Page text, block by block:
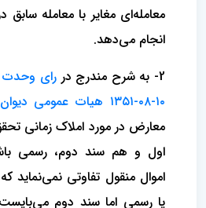
معامله‌ای مغایر با معامله
انجام می‌دهد.
2- به شرح مندرج در
۱۰-۰۸-۱۳۵۱ هیات عمومی دیوان عالی کشور
معارض در مورد املاک زمانی
اول و هم سند دوم، رسمی
اموال منقول تفاوتی نمی‌نماید
یا رسمی اما سند دوم